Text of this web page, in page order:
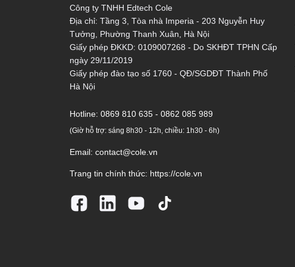
Công ty TNHH Edtech Cole
Địa chỉ: Tầng 3, Tòa nhà Imperia - 203 Nguyễn Huy
Tưởng, Phường Thanh Xuân, Hà Nội
Giấy phép ĐKKD: 0109007268 - Do SKHĐT TPHN Cấp
ngày 29/11/2019
Giấy phép đào tạo số 1760 - QĐ/SGDĐT Thành Phố
Hà Nội
Hotline: 0869 810 635 - 0862 085 989
(Giờ hỗ trợ: sáng 8h30 - 12h, chiều: 1h30 - 6h)
Email: contact@cole.vn
Trang tin chính thức: https://cole.vn